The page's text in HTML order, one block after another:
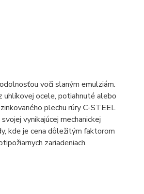
voči slaným emulziám.
uhlíkovej ocele, potiahnuté alebo
plechu rúry C-STEEL
vynikajúcej mechanickej
kde je cena dôležitým faktorom
zariadeniach.